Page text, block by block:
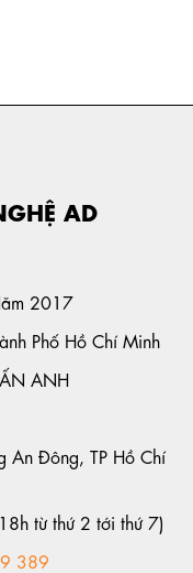
AD
2017
Phố Hồ Chí Minh
ANH
An Đông, TP Hồ Chí
từ thứ 2 tới thứ 7)
389